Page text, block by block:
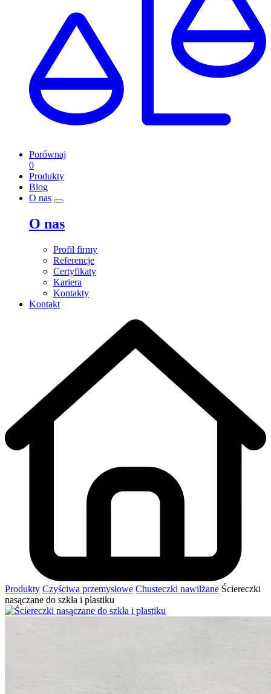
Porównaj
0
Produkty
Blog
O nas
O nas
Profil firmy
Referencje
Certyfikaty
Kariera
Kontakty
Kontakt
Produkty Czyściwa przemysłowe Chusteczki nawilżane Ściereczki
nasączane do szkła i plastiku